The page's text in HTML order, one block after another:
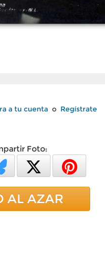
a tu cuenta o Regístrate
Foto:
AL AZAR